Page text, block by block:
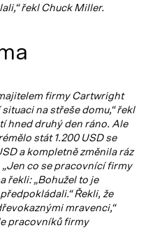
řekl Chuck Miller.
firmy Cartwright
na střeše domu,“ řekl
hned druhý den ráno. Ale
stát 1.200 USD se
a kompletně změnila ráz
co se pracovnící firmy
řekli: „Bohužel to je
Řekli, že
mravenci,“
pracovníků firmy